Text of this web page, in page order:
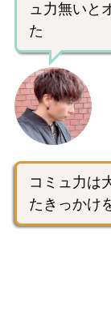
ュ力無いと
た
コミュ力は
たきっかけ